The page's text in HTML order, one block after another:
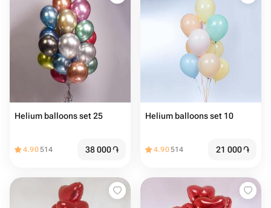
Helium balloons set 25
4.90514 38 000֏
Helium balloons set 10
4.90514 21 000֏